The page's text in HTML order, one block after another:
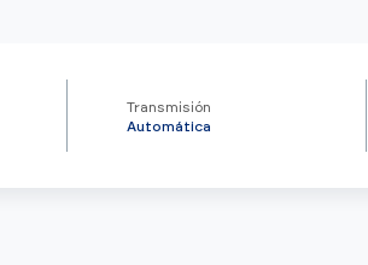
Transmisión
Automática